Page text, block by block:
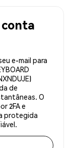
conta
e-mail para
de
O
2FA e
protegida